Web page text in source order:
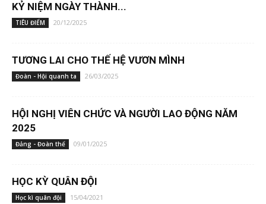
KỶ NIỆM NGÀY THÀNH...
TIÊU ĐIỂM 20/12/2025
TƯƠNG LAI CHO THẾ HỆ VƯƠN MÌNH
Đoàn - Hội quanh ta 26/03/2025
HỘI NGHỊ VIÊN CHỨC VÀ NGƯỜI LAO ĐỘNG NĂM
2025
Đảng - Đoàn thể 09/01/2025
HỌC KỲ QUÂN ĐỘI
Học kì quân đội 15/04/2021